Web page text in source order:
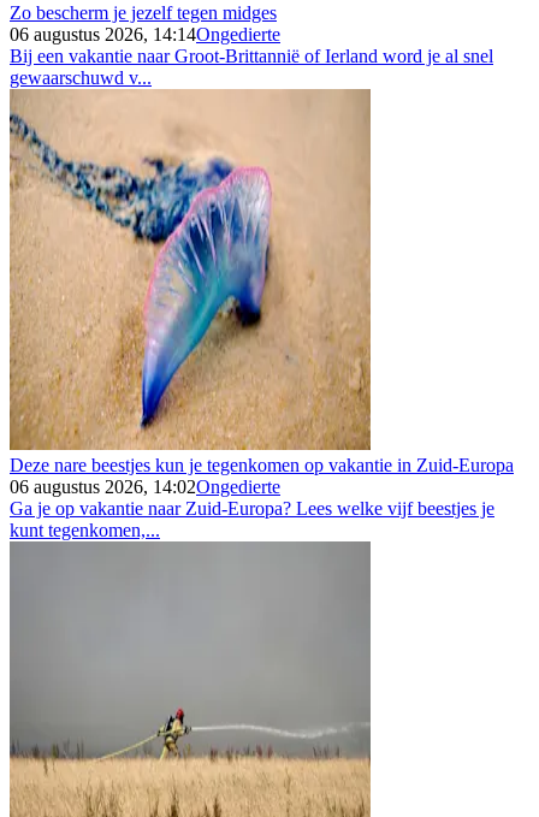
Zo bescherm je jezelf tegen midges
06 augustus 2026, 14:14Ongedierte
Bij een vakantie naar Groot-Brittannië of Ierland word je al snel
gewaarschuwd v...
Deze nare beestjes kun je tegenkomen op vakantie in Zuid-Europa
06 augustus 2026, 14:02Ongedierte
Ga je op vakantie naar Zuid-Europa? Lees welke vijf beestjes je
kunt tegenkomen,...